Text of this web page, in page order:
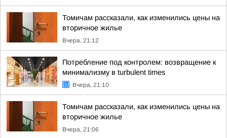
Томичам рассказали, как изменились цены на
вторичное жилье
Вчера, 21:12
Потребление под контролем: возвращение к
минимализму в turbulent times
Вчера, 21:10
Томичам рассказали, как изменились цены на
вторичное жилье
Вчера, 21:06